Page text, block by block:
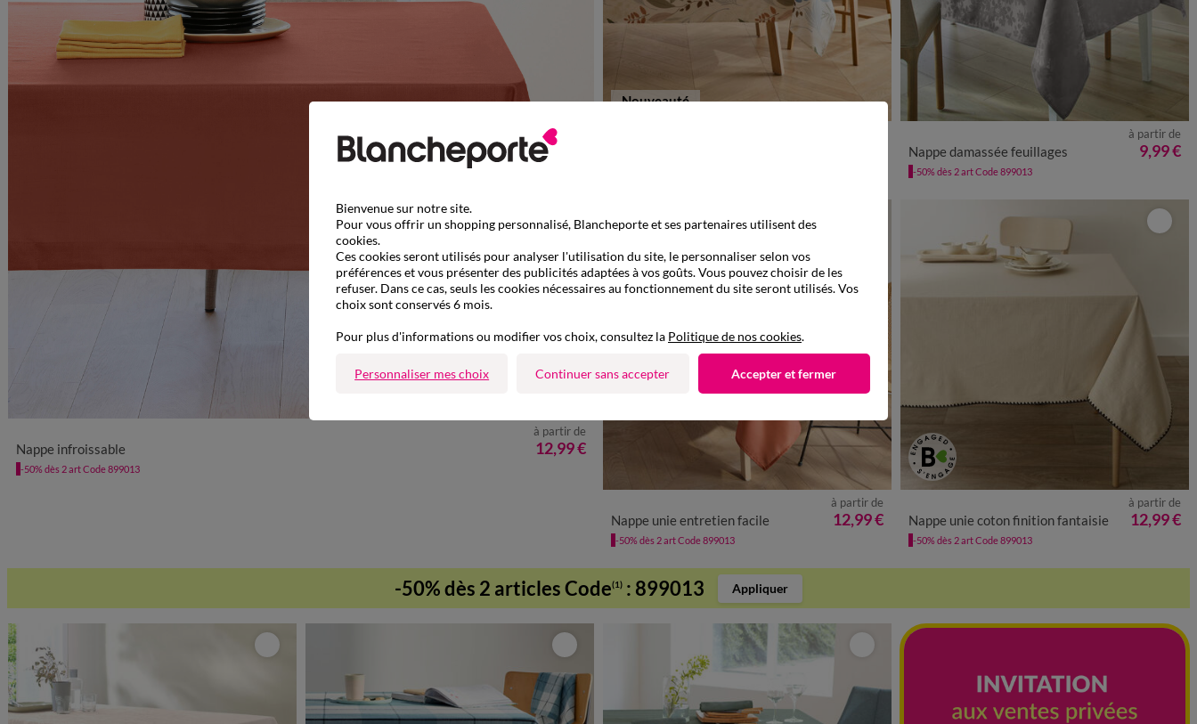
Nappe infroissable
à partir de
12,99 €
-50% dès 2 art Code 899013
Nouveauté
Nappe damassée feuillages
à partir de
9,99 €
-50% dès 2 art Code 899013
Nappe unie entretien facile
à partir de
12,99 €
-50% dès 2 art Code 899013
Nappe unie coton finition fantaisie
à partir de
12,99 €
-50% dès 2 art Code 899013
-50% dès 2 articles Code(1) : 899013 Appliquer
Bienvenue sur notre site.
Pour vous offrir un shopping personnalisé, Blancheporte et ses partenaires utilisent des
cookies.
Ces cookies seront utilisés pour analyser l'utilisation du site, le personnaliser selon vos
préférences et vous présenter des publicités adaptées à vos goûts. Vous pouvez choisir de les
refuser. Dans ce cas, seuls les cookies nécessaires au fonctionnement du site seront utilisés. Vos
choix sont conservés 6 mois.
Pour plus d'informations ou modifier vos choix, consultez la Politique de nos cookies.
Personnaliser mes choix Continuer sans accepter Accepter et fermer